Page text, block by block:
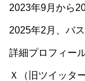
2023年9月から
2025年2月、バ
詳細プロフィー
Ｘ（旧ツイッタ